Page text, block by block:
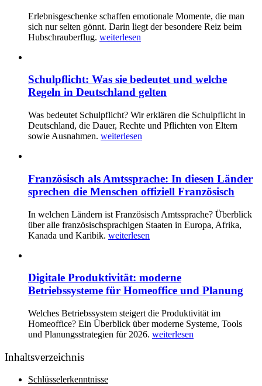
Erlebnisgeschenke schaffen emotionale Momente, die man
sich nur selten gönnt. Darin liegt der besondere Reiz beim
Hubschrauberflug. weiterlesen
Schulpflicht: Was sie bedeutet und welche
Regeln in Deutschland gelten
Was bedeutet Schulpflicht? Wir erklären die Schulpflicht in
Deutschland, die Dauer, Rechte und Pflichten von Eltern
sowie Ausnahmen. weiterlesen
Französisch als Amtssprache: In diesen Länder
sprechen die Menschen offiziell Französisch
In welchen Ländern ist Französisch Amtssprache? Überblick
über alle französischsprachigen Staaten in Europa, Afrika,
Kanada und Karibik. weiterlesen
Digitale Produktivität: moderne
Betriebssysteme für Homeoffice und Planung
Welches Betriebssystem steigert die Produktivität im
Homeoffice? Ein Überblick über moderne Systeme, Tools
und Planungsstrategien für 2026. weiterlesen
Inhaltsverzeichnis
Schlüsselerkenntnisse